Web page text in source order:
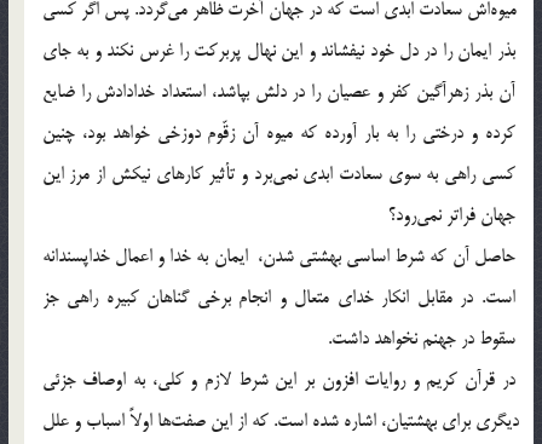
ميوه‎اش سعادت ابدي است كه در جهان آخرت ظاهر مي‎گردد. پس اگر كسي
بذر ايمان را در دل خود نيفشاند و اين نهال پربركت را غرس نكند و به جاي
آن بذر زهرآگين كفر و عصيان را در دلش بپاشد، استعداد خدادادش را ضايع
كرده و درختي را به بار آورده كه ميوه آن زقّوم دوزخي خواهد بود، چنين
كسي راهي به سوي سعادت ابدي نمي‎برد و تأثير كارهاي نيكش از مرز اين
جهان فراتر نمي‎رود؟
حاصل آن كه شرط اساسي بهشتي شدن، ايمان به خدا و اعمال خداپسندانه
است. در مقابل انكار خداي متعال و انجام برخي گناهان كبيره راهي جز
سقوط در جهنم نخواهد داشت.
در قرآن كريم و روايات افزون بر اين شرط لازم و كلي، به اوصاف جزئی
ديگری براي بهشتيان، اشاره شده است. که از اين صفت‎ها اولاً اسباب و علل